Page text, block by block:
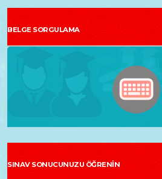
BELGE SORGULAMA
SINAV SONUCUNUZU ÖĞRENİN